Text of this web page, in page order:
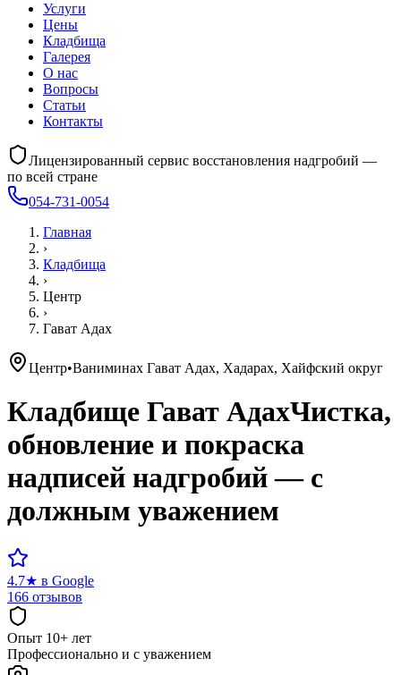
Услуги
Цены
Кладбища
Галерея
О нас
Вопросы
Статьи
Контакты
Лицензированный сервис восстановления надгробий —
по всей стране
054-731-0054
Главная
›
Кладбища
›
Центр
›
Гават Адах
Центр•Ваниминах Гават Адах, Хадарах, Хайфский округ
Кладбище Гават АдахЧистка,
обновление и покраска
надписей надгробий — с
должным уважением
4.7★ в Google
166 отзывов
Опыт 10+ лет
Профессионально и с уважением